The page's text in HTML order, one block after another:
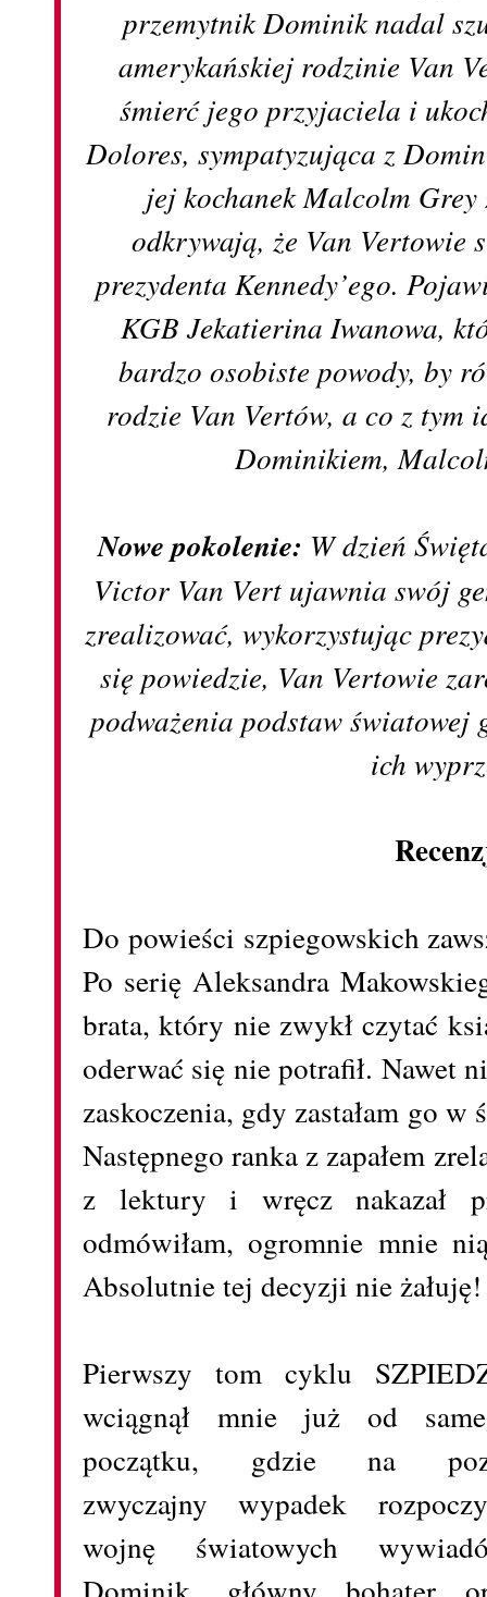
przemytnik Dominik nadal
amerykańskiej rodzinie Van
śmierć jego przyjaciela i
Dolores, sympatyzująca z
jej kochanek Malcolm
odkrywają, że Van Vertowie
prezydenta Kennedy’ego.
KGB Jekatierina Iwanowa,
bardzo osobiste powody, by
rodzie Van Vertów, a co z tym
Dominikiem,
Nowe pokolenie: W dzień
Victor Van Vert ujawnia swój
zrealizować, wykorzystując
się powiedzie, Van Vertowie
podważenia podstaw
ich
Do powieści szpiegowskich
Po serię Aleksandra
brata, który nie zwykł czytać
oderwać się nie potrafił. Nawet
zaskoczenia, gdy zastałam go
Następnego ranka z zapałem
z lektury i wręcz nakazał
odmówiłam, ogromnie mnie
Absolutnie tej decyzji nie żałuję!
Pierwszy tom cyklu
wciągnął mnie już od
początku, gdzie na
zwyczajny wypadek
wojnę światowych